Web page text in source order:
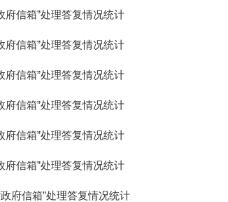
府信箱”处理答复情况统计
府信箱”处理答复情况统计
府信箱”处理答复情况统计
府信箱”处理答复情况统计
府信箱”处理答复情况统计
府信箱”处理答复情况统计
府信箱”处理答复情况统计